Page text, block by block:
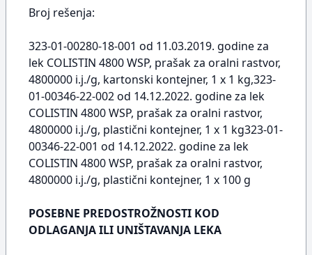
Broj rešenja:
323-01-00280-18-001 od 11.03.2019. godine za
lek COLISTIN 4800 WSP, prašak za oralni rastvor,
4800000 i.j./g, kartonski kontejner, 1 x 1 kg,323-
01-00346-22-002 od 14.12.2022. godine za lek
COLISTIN 4800 WSP, prašak za oralni rastvor,
4800000 i.j./g, plastični kontejner, 1 x 1 kg323-01-
00346-22-001 od 14.12.2022. godine za lek
COLISTIN 4800 WSP, prašak za oralni rastvor,
4800000 i.j./g, plastični kontejner, 1 x 100 g
POSEBNE PREDOSTROŽNOSTI KOD
ODLAGANJA ILI UNIŠTAVANJA LEKA